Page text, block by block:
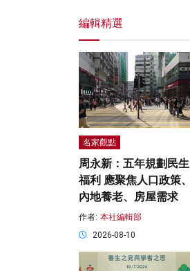
編輯精選
名家觀點
周永新：五年規劃民生
福利 應聚焦人口政策、
內地養老、房屋需求
作者: 本社編輯部
2026-08-10